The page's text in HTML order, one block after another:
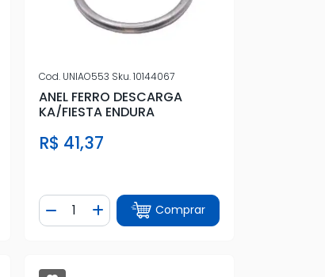
Cod.UNIAO553 Sku.10144067
ANEL FERRO DESCARGA
KA/FIESTA ENDURA
R$ 41,37
Diminuir Quantidade
Quantidade
Adicionar Quantidade
Comprar